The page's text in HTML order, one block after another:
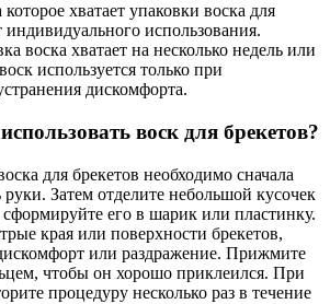
хватает упаковки воска для
индивидуального использования.
воска хватает на несколько недель или
используется только при
дискомфорта.
воск для брекетов?
для брекетов необходимо сначала
Затем отделите небольшой кусочек
его в шарик или пластинку.
края или поверхности брекетов,
или раздражение. Прижмите
чтобы он хорошо приклеился. При
процедуру несколько раз в течение